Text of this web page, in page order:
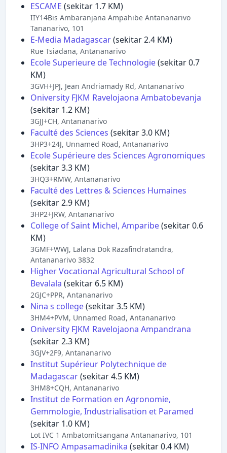
ESCAME (sekitar 1.7 KM)
IIY14Bis Ambaranjana Ampahibe Antananarivo
Tananarivo, 101
E-Media Madagascar(sekitar 2.4 KM)
Rue Tsiadana, Antananarivo
Ecole Superieure de Technologie(sekitar 0.7
KM)
3GVH+JPJ, Jean Andriamady Rd, Antananarivo
Oniversity FJKM Ravelojaona Ambatobevanja
(sekitar 1.2 KM)
3GJJ+CH, Antananarivo
Faculté des Sciences (sekitar 3.0 KM)
3HP3+24J, Unnamed Road, Antananarivo
Ecole Supérieure des Sciences Agronomiques
(sekitar 3.3 KM)
3HQ3+RMW, Antananarivo
Faculté des Lettres & Sciences Humaines
(sekitar 2.9 KM)
3HP2+JRW, Antananarivo
College of Saint Michel, Amparibe(sekitar 0.6
KM)
3GMF+WWJ, Lalana Dok Razafindratandra,
Antananarivo 3832
Higher Vocational Agricultural School of
Bevalala (sekitar 6.5 KM)
2GJC+PPR, Antananarivo
Nina s college(sekitar 3.5 KM)
3HM4+PVM, Unnamed Road, Antananarivo
Oniversity FJKM Ravelojaona Ampandrana
(sekitar 2.3 KM)
3GJV+2F9, Antananarivo
Institut Supérieur Polytechnique de
Madagascar(sekitar 4.5 KM)
3HM8+CQH, Antananarivo
Institut de Formation en Agronomie,
Gemmologie, Industrialisation et Paramed
(sekitar 1.0 KM)
Lot IVC 1 Ambatomitsangana Antananarivo, 101
IS-INFO Ampasamadinika (sekitar 0.4 KM)